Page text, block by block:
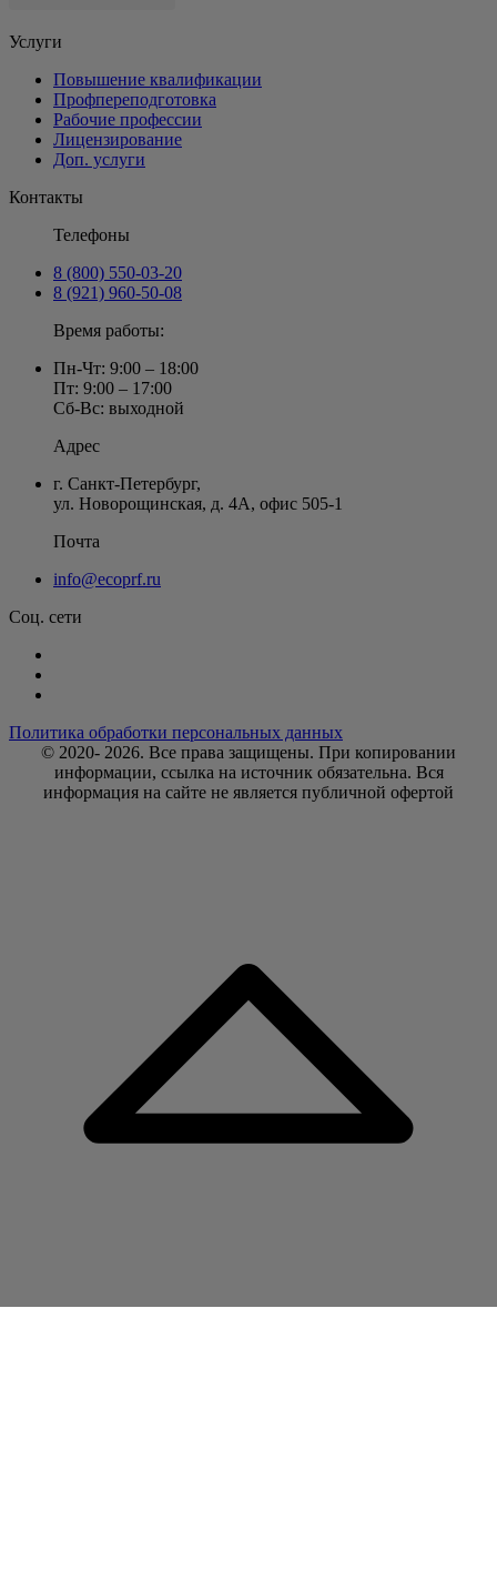
Услуги
Повышение квалификации
Профпереподготовка
Рабочие профессии
Лицензирование
Доп. услуги
Контакты
Телефоны
8 (800) 550-03-20
8 (921) 960-50-08
Время работы:
Пн-Чт: 9:00 – 18:00
Пт: 9:00 – 17:00
Сб-Вс: выходной
Адрес
г. Санкт-Петербург,
ул. Новорощинская, д. 4А, офис 505-1
Почта
info@ecoprf.ru
Соц. сети
Политика обработки персональных данных
© 2020- 2026. Bce права защищены. При копировании
информации, ссылка на источник обязательна. Вся
информация на сайте не является публичной офертой